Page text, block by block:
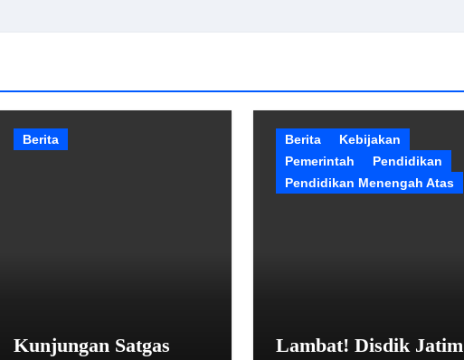
Berita
Kunjungan Satgas
Berita
Kebijakan
Pemerintah
Pendidikan
Pendidikan Menengah Atas
Lambat! Disdik Jatim